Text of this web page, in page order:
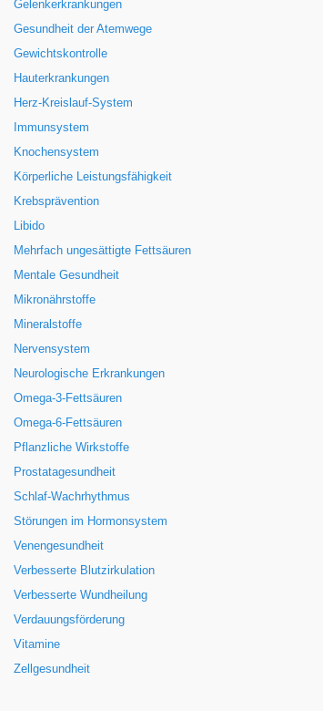
Gelenkerkrankungen
Gesundheit der Atemwege
Gewichtskontrolle
Hauterkrankungen
Herz-Kreislauf-System
Immunsystem
Knochensystem
Körperliche Leistungsfähigkeit
Krebsprävention
Libido
Mehrfach ungesättigte Fettsäuren
Mentale Gesundheit
Mikronährstoffe
Mineralstoffe
Nervensystem
Neurologische Erkrankungen
Omega-3-Fettsäuren
Omega-6-Fettsäuren
Pflanzliche Wirkstoffe
Prostatagesundheit
Schlaf-Wachrhythmus
Störungen im Hormonsystem
Venengesundheit
Verbesserte Blutzirkulation
Verbesserte Wundheilung
Verdauungsförderung
Vitamine
Zellgesundheit